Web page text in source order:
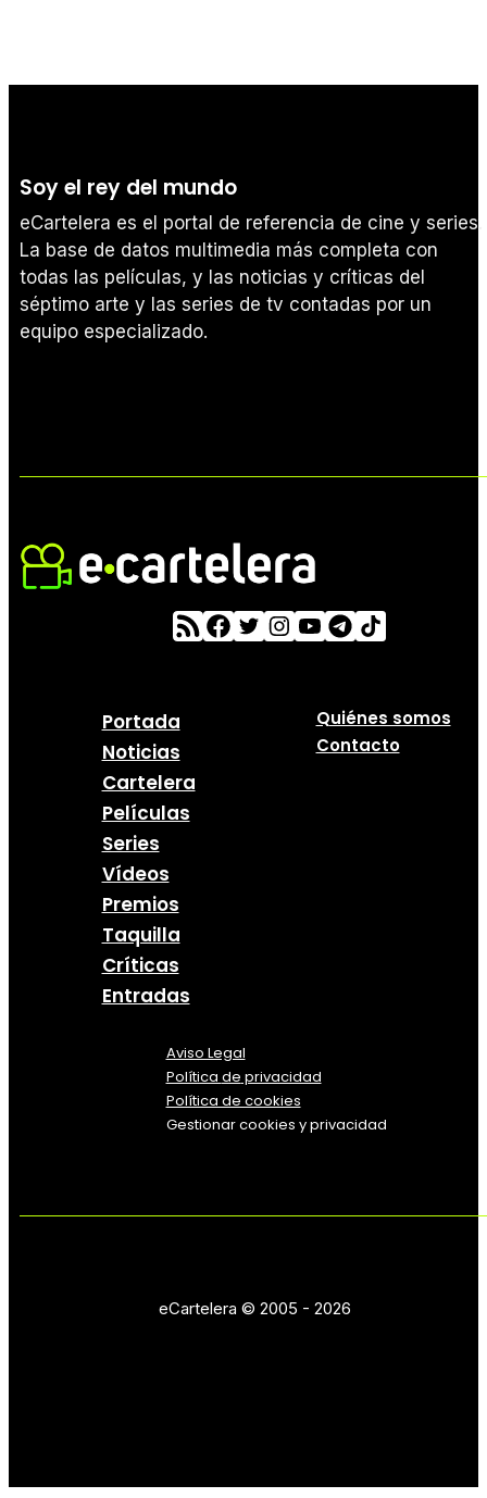
Soy el rey del mundo
eCartelera es el portal de referencia de cine y series.
La base de datos multimedia más completa con
todas las películas, y las noticias y críticas del
séptimo arte y las series de tv contadas por un
equipo especializado.
Portada
Noticias
Cartelera
Películas
Series
Vídeos
Premios
Taquilla
Críticas
Entradas
Quiénes somos
Contacto
Aviso Legal
Política de privacidad
Política de cookies
Gestionar cookies y privacidad
eCartelera © 2005 - 2026